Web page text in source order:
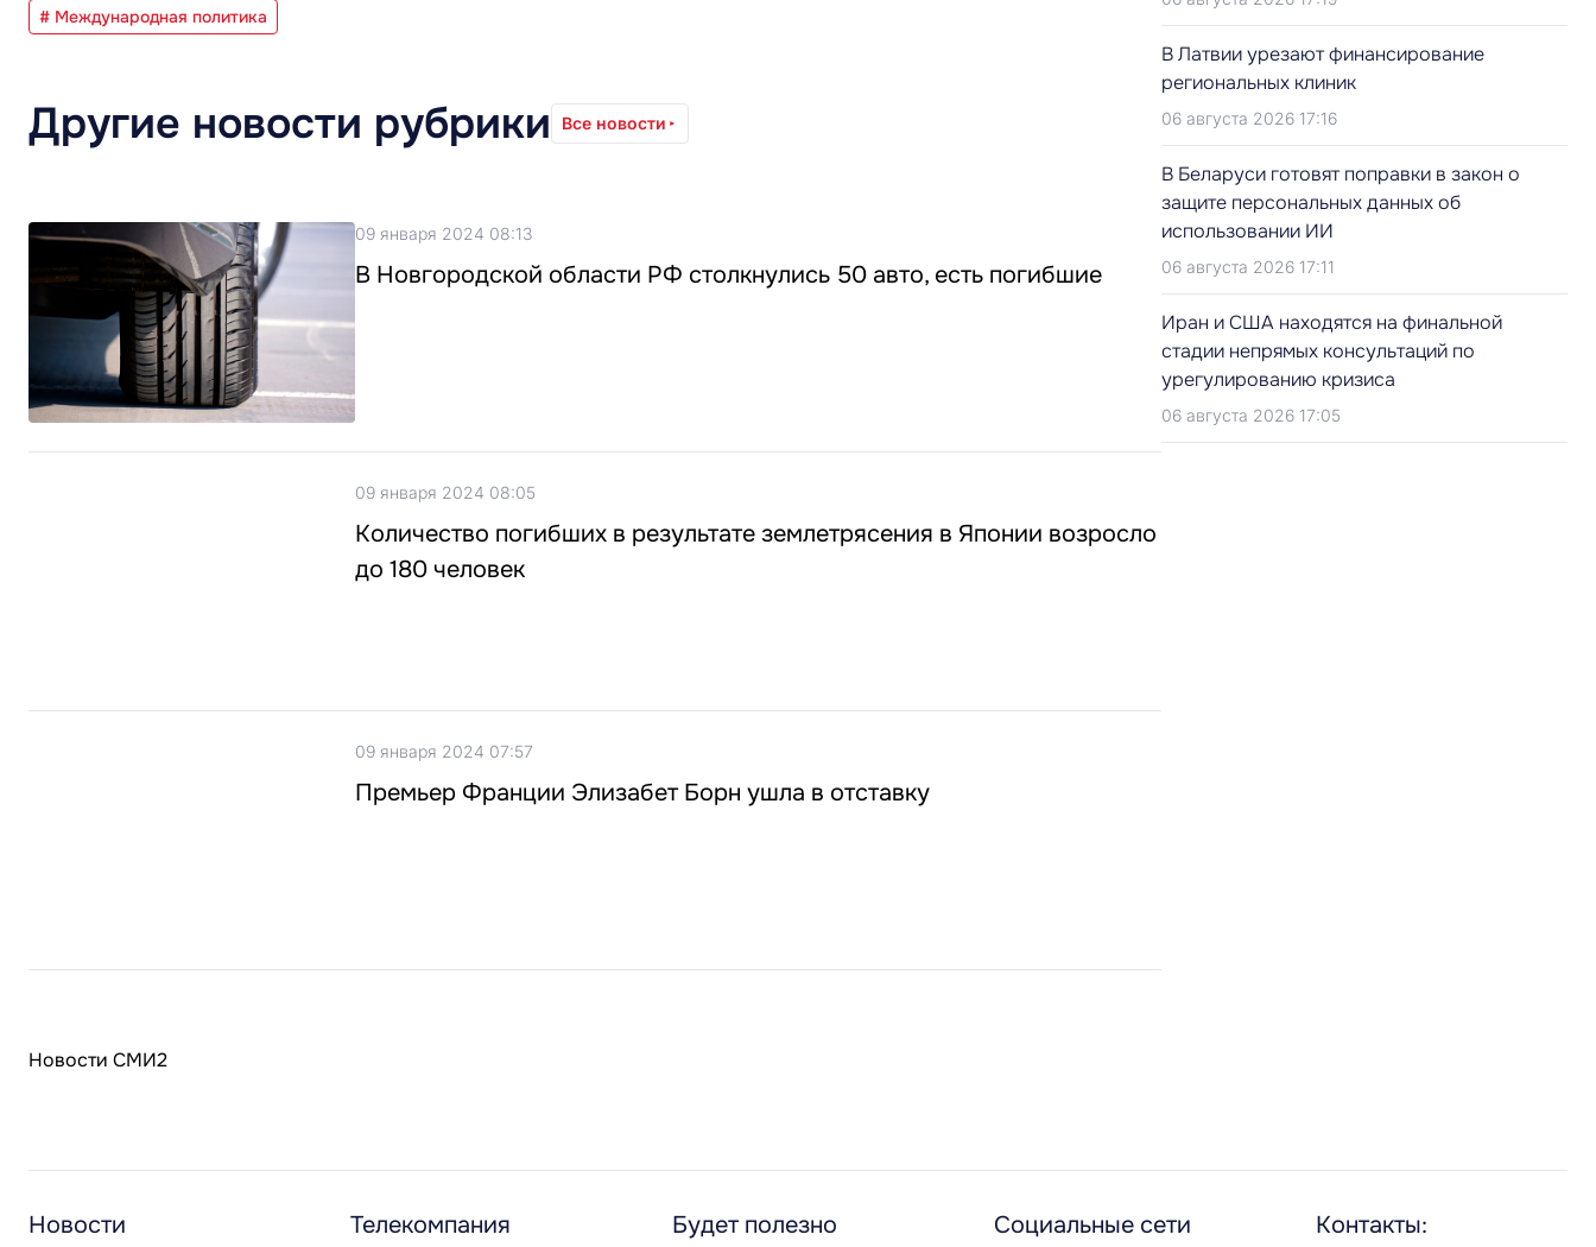
# Международная политика
Другие новости рубрики Все новости
09 января 2024 08:13
В Новгородской области РФ столкнулись 50 авто, есть погибшие
09 января 2024 08:05
Количество погибших в результате землетрясения в Японии возросло
до 180 человек
09 января 2024 07:57
Премьер Франции Элизабет Борн ушла в отставку
Новости СМИ2
В Латвии урезают финансирование
региональных клиник
06 августа 2026 17:16
В Беларуси готовят поправки в закон о
защите персональных данных об
использовании ИИ
06 августа 2026 17:11
Иран и США находятся на финальной
стадии непрямых консультаций по
урегулированию кризиса
06 августа 2026 17:05
Новости Телекомпания Будет полезно Социальные сети Контакты: